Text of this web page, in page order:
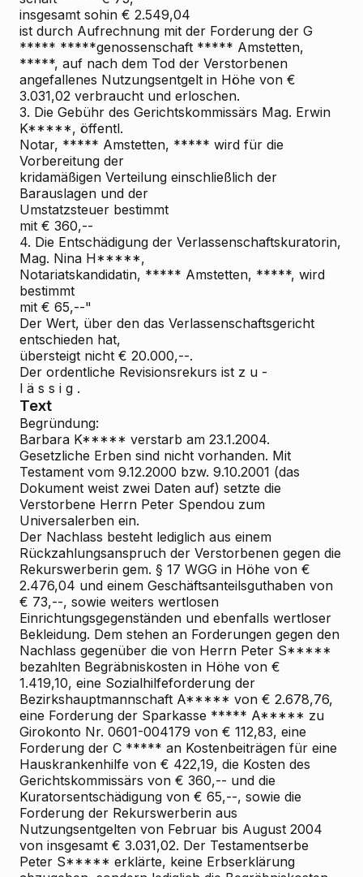
insgesamt sohin € 2.549,04
ist durch Aufrechnung mit der Forderung der G
***** *****genossenschaft ***** Amstetten,
*****, auf nach dem Tod der Verstorbenen
angefallenes Nutzungsentgelt in Höhe von €
3.031,02 verbraucht und erloschen.
3. Die Gebühr des Gerichtskommissärs Mag. Erwin
K*****, öffentl.
Notar, ***** Amstetten, ***** wird für die
Vorbereitung der
kridamäßigen Verteilung einschließlich der
Barauslagen und der
Umstatzsteuer bestimmt
mit € 360,--
4. Die Entschädigung der Verlassenschaftskuratorin,
Mag. Nina H*****,
Notariatskandidatin, ***** Amstetten, *****, wird
bestimmt
mit € 65,--"
Der Wert, über den das Verlassenschaftsgericht
entschieden hat,
übersteigt nicht € 20.000,--.
Der ordentliche Revisionsrekurs ist z u -
l ä s s i g .
Text
Begründung:
Barbara K***** verstarb am 23.1.2004.
Gesetzliche Erben sind nicht vorhanden. Mit
Testament vom 9.12.2000 bzw. 9.10.2001 (das
Dokument weist zwei Daten auf) setzte die
Verstorbene Herrn Peter Spendou zum
Universalerben ein.
Der Nachlass besteht lediglich aus einem
Rückzahlungsanspruch der Verstorbenen gegen die
Rekurswerberin gem. § 17 WGG in Höhe von €
2.476,04 und einem Geschäftsanteilsguthaben von
€ 73,--, sowie weiters wertlosen
Einrichtungsgegenständen und ebenfalls wertloser
Bekleidung. Dem stehen an Forderungen gegen den
Nachlass gegenüber die von Herrn Peter S*****
bezahlten Begräbniskosten in Höhe von €
1.419,10, eine Sozialhilfeforderung der
Bezirkshauptmannschaft A***** von € 2.678,76,
eine Forderung der Sparkasse ***** A***** zu
Girokonto Nr. 0601-004179 von € 112,83, eine
Forderung der C ***** an Kostenbeiträgen für eine
Hauskrankenhilfe von € 422,19, die Kosten des
Gerichtskommissärs von € 360,-- und die
Kuratorsentschädigung von € 65,--, sowie die
Forderung der Rekurswerberin aus
Nutzungsentgelten von Februar bis August 2004
von insgesamt € 3.031,02. Der Testamentserbe
Peter S***** erklärte, keine Erbserklärung